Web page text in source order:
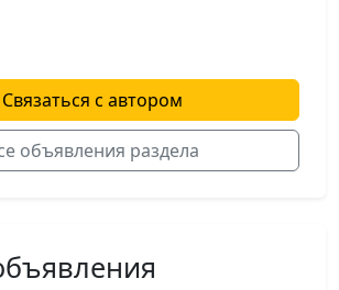
Связаться с автором
объявления раздела